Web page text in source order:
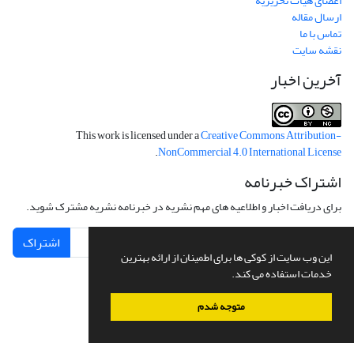
این وب سایت از کوکی ها برای اطمینان از ارائه بهترین
خدمات استفاده می کند.
متوجه شدم
ارسال مقاله
تماس با ما
نقشه سایت
آخرین اخبار
This work is licensed under aCreative Commons Attribution-
NonCommercial 4.0 International License
.
اشتراک خبرنامه
برای دریافت اخبار و اطلاعیه های مهم نشریه در خبرنامه نشریه مشترک شوید.
اشتراک
سامانه مدیریت نشریات علمی.طراحی و پیاده سازی از